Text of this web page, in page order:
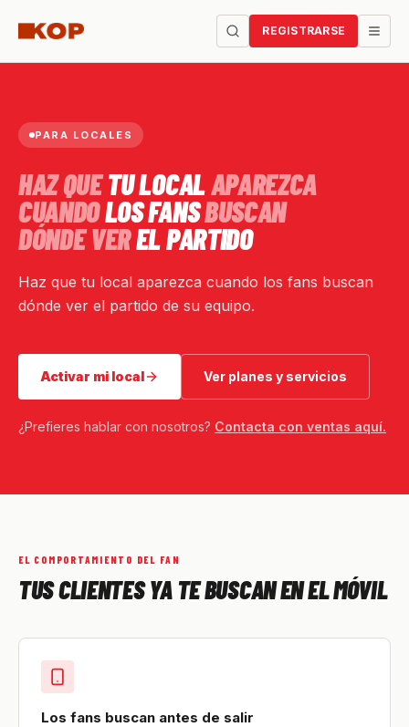
REGISTRARSE
PARA LOCALES
HAZ QUETU LOCALAPAREZCA
CUANDOLOS FANSBUSCAN
DÓNDE VEREL PARTIDO
Haz que tu local aparezca cuando los fans buscan
dónde ver el partido de su equipo.
Activar mi local Ver planes y servicios
¿Prefieres hablar con nosotros? Contacta con ventas aquí.
EL COMPORTAMIENTO DEL FAN
TUS CLIENTES YA TE BUSCAN EN EL MÓVIL
Los fans buscan antes de salir